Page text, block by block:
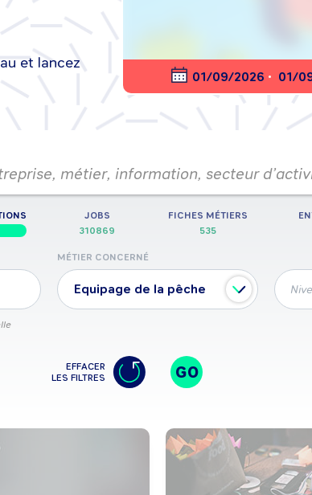
et lancez
01/09/2026 • 01/
métier, information, secteur
JOBS
310869
FICHES MÉTIERS
535
EFFACER
LES FILTRES
MÉTIER CONCERNÉ
Equipage de la pêche
GO